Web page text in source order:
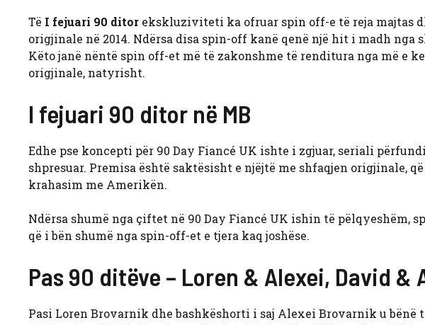
Të I fejuari 90 ditor ekskluziviteti ka ofruar spin off-e të reja majtas
origjinale në 2014. Ndërsa disa spin-off kanë qenë një hit i madh
Këto janë nëntë spin off-et më të zakonshme të renditura nga më e
origjinale, natyrisht.
I fejuari 90 ditor në MB
Edhe pse koncepti për 90 Day Fiancé UK ishte i zgjuar, seriali
shpresuar. Premisa është saktësisht e njëjtë me shfaqjen origjinale,
krahasim me Amerikën.
Ndërsa shumë nga çiftet në 90 Day Fiancé UK ishin të pëlqyeshëm,
që i bën shumë nga spin-off-et e tjera kaq joshëse.
Pas 90 ditëve – Loren & Alexei, David &
Pasi Loren Brovarnik dhe bashkëshorti i saj Alexei Brovarnik u bënë